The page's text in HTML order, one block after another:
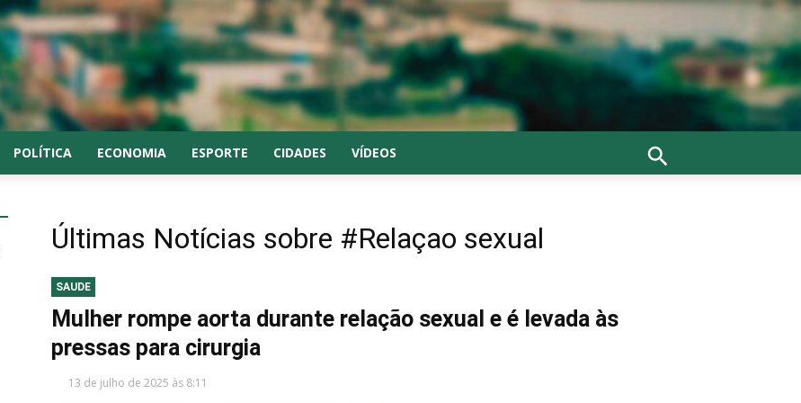
POLÍTICA ECONOMIA ESPORTE CIDADES VÍDEOS
Últimas Notícias sobre #Relaçao sexual
SAUDE
Mulher rompe aorta durante relação sexual e é levada às
pressas para cirurgia
13 de julho de 2025 às 8:11